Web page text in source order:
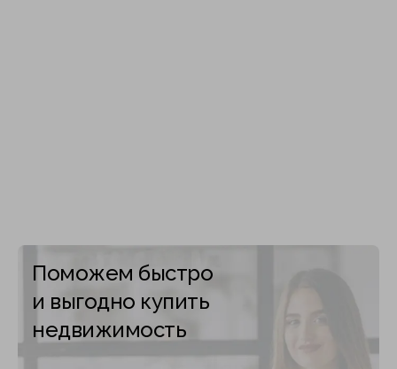
Поможем быстро
и выгодно купить
недвижимость